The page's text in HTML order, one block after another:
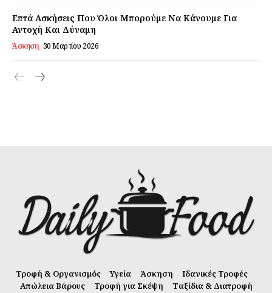
Επτά Ασκήσεις Που Όλοι Μπορούμε Να Κάνουμε Για
Αντοχή Και Δύναμη
Άσκηση 30 Μαρτίου 2026
Τροφή & Οργανισμός Υγεία Άσκηση
Ιδανικές Τροφές
Απώλεια Βάρους
Τροφή για Σκέψη Ταξίδια & Διατροφή